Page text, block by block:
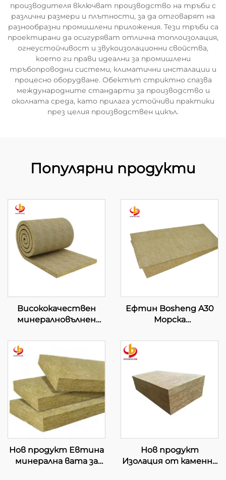
производителя включват производство на тръби с
различни размери и плътности, за да отговарят на
разнообразни промишлени приложения. Тези тръби са
проектирани да осигуряват отлична топлоизолация,
огнеустойчивост и звукоизолационни свойства,
което ги прави идеални за промишлени
тръбопроводни системи, климатични инсталации и
процесно оборудване. Обектът стриктно спазва
международните стандарти за производство и
околната среда, като прилага устойчиви практики
през целия производствен цикъл.
Популярни продукти
Висококачествен
минералновълнен
топлоизолационен
одеял с мрежа от
желязна проволока 120
kg/m³
Минералновълнено
одеяло
Ефтин Bosheng A30
Морска
плоча
Топлоизолационна
плоча за каменна
вълна Строителна
изолационна панел
Нов продукт Евтина
минерална вата за
Нов продукт
Изолация от каменна